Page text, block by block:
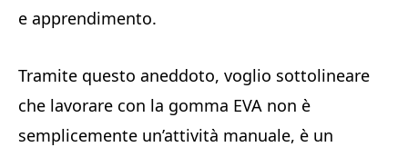
e apprendimento.
Tramite questo aneddoto, voglio sottolineare
che lavorare con la gomma EVA non è
semplicemente un’attività manuale, è un